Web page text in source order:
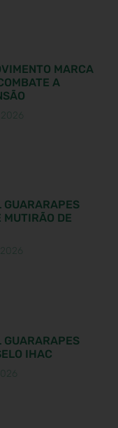
MARCA
A
GUARARAPES
MUTIRÃO DE
GUARARAPES
IHAC